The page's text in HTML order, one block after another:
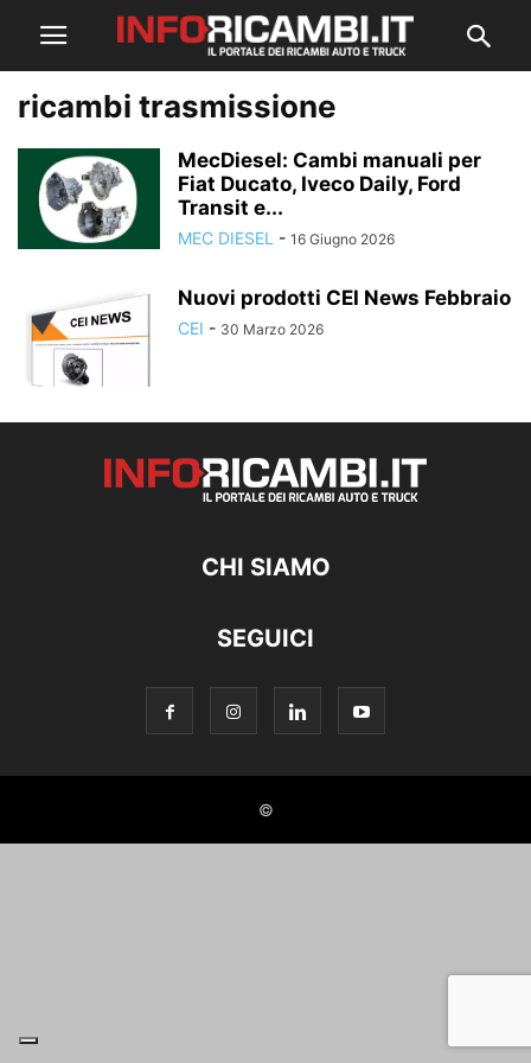
ricambi trasmissione
MecDiesel: Cambi manuali per
Fiat Ducato, Iveco Daily, Ford
Transit e...
MEC DIESEL - 16 Giugno 2026
Nuovi prodotti CEI News Febbraio
CEI - 30 Marzo 2026
CHI SIAMO
SEGUICI
©